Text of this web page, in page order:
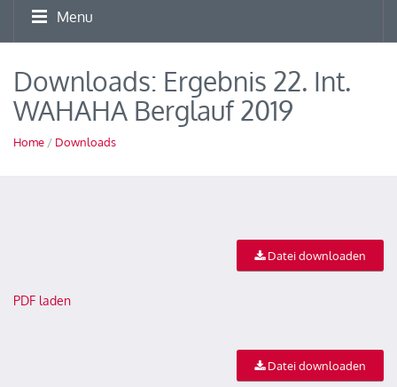
Menu
Downloads: Ergebnis 22. Int.
WAHAHA Berglauf 2019
Home / Downloads
Datei downloaden
PDF laden
Datei downloaden